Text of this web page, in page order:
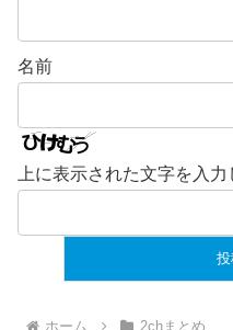
名前
上に表示された文字を入力
ホーム 2chまとめ